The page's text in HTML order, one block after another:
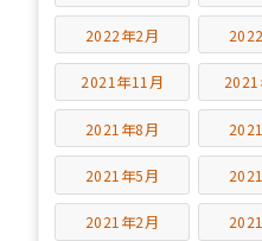
2022年2月
2021年11月
2021年8月
2021年5月
2021年2月